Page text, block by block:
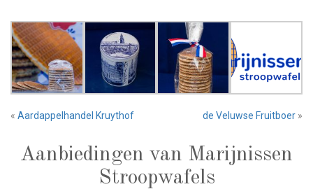
« Aardappelhandel Kruythof de Veluwse Fruitboer »
Aanbiedingen van Marijnissen
Stroopwafels